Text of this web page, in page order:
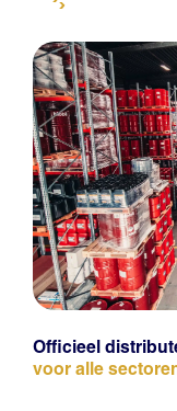
Officieel
voor alle